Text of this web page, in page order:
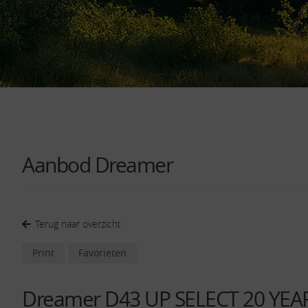
Aanbod Dreamer
Terug naar overzicht
Print Favorieten
Dreamer D43 UP SELECT 20